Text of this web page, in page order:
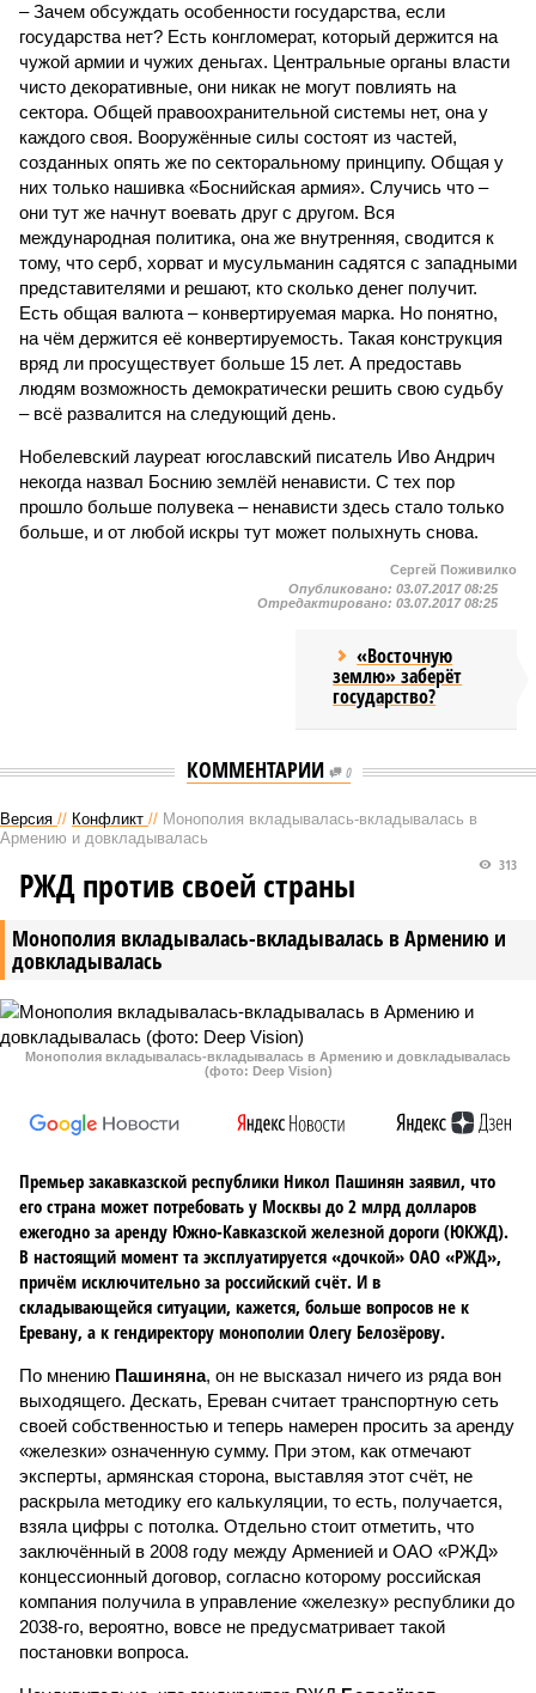
– Зачем обсуждать особенности государства, если
государства нет? Есть конгломерат, который держится на
чужой армии и чужих деньгах. Центральные органы власти
чисто декоративные, они никак не могут повлиять на
сектора. Общей правоохранительной системы нет, она у
каждого своя. Вооружённые силы состоят из частей,
созданных опять же по секторальному принципу. Общая у
них только нашивка «Боснийская армия». Случись что –
они тут же начнут воевать друг с другом. Вся
международная политика, она же внутренняя, сводится к
тому, что серб, хорват и мусульманин садятся с западными
представителями и решают, кто сколько денег получит.
Есть общая валюта – конвертируемая марка. Но понятно,
на чём держится её конвертируемость. Такая конструкция
вряд ли просуществует больше 15 лет. А предоставь
людям возможность демократически решить свою судьбу
– всё развалится на следующий день.
Нобелевский лауреат югославский писатель Иво Андрич
некогда назвал Боснию землёй ненависти. С тех пор
прошло больше полувека – ненависти здесь стало только
больше, и от любой искры тут может полыхнуть снова.
Сергей Поживилко
Опубликовано: 03.07.2017 08:25
Отредактировано: 03.07.2017 08:25
«Восточную
землю» заберёт
государство?
КОММЕНТАРИИ 0
Версия // Конфликт // Монополия вкладывалась-вкладывалась в
Армению и довкладывалась
Монополия вкладывалась-вкладывалась в Армению и
довкладывалась
313
РЖД против своей страны
Монополия вкладывалась-вкладывалась в Армению и довкладывалась
(фото: Deep Vision)
Премьер закавказской республики Никол Пашинян заявил, что
его страна может потребовать у Москвы до 2 млрд долларов
ежегодно за аренду Южно-Кавказской железной дороги (ЮКЖД).
В настоящий момент та эксплуатируется «дочкой» ОАО «РЖД»,
причём исключительно за российский счёт. И в
складывающейся ситуации, кажется, больше вопросов не к
Еревану, а к гендиректору монополии Олегу Белозёрову.
По мнению Пашиняна, он не высказал ничего из ряда вон
выходящего. Дескать, Ереван считает транспортную сеть
своей собственностью и теперь намерен просить за аренду
«железки» означенную сумму. При этом, как отмечают
эксперты, армянская сторона, выставляя этот счёт, не
раскрыла методику его калькуляции, то есть, получается,
взяла цифры с потолка. Отдельно стоит отметить, что
заключённый в 2008 году между Арменией и ОАО «РЖД»
концессионный договор, согласно которому российская
компания получила в управление «железку» республики до
2038-го, вероятно, вовсе не предусматривает такой
постановки вопроса.